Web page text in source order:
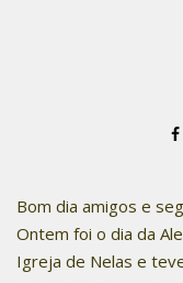
Bom dia amigos e
Ontem foi o dia da
Igreja de Nelas e